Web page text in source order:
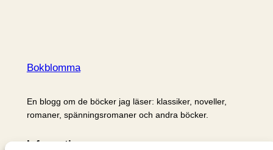
Bokblomma
En blogg om de böcker jag läser: klassiker, noveller,
romaner, spänningsromaner och andra böcker.
Information